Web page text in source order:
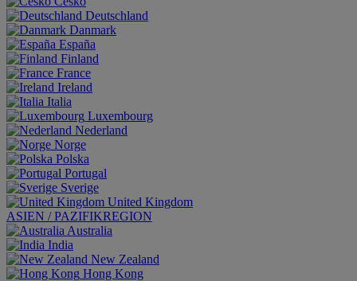
Deutschland
Danmark
España
Finland
France
Ireland
Italia
Luxembourg
Nederland
Norge
Polska
Portugal
Sverige
United Kingdom
ASIEN / PAZIFIKREGION
Australia
India
New Zealand
Hong Kong